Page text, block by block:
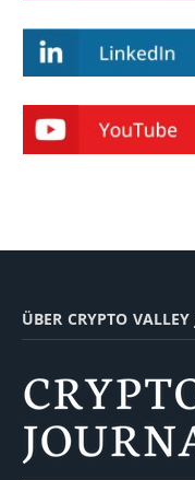
ÜBER CRYPTO